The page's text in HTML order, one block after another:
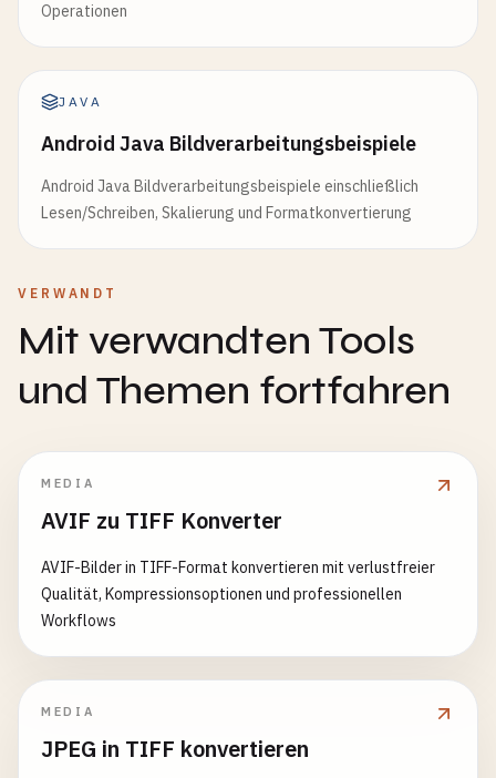
Operationen
JAVA
Android Java Bildverarbeitungsbeispiele
Android Java Bildverarbeitungsbeispiele einschließlich
Lesen/Schreiben, Skalierung und Formatkonvertierung
VERWANDT
Mit verwandten Tools
und Themen fortfahren
MEDIA
AVIF zu TIFF Konverter
AVIF-Bilder in TIFF-Format konvertieren mit verlustfreier
Qualität, Kompressionsoptionen und professionellen
Workflows
MEDIA
JPEG in TIFF konvertieren